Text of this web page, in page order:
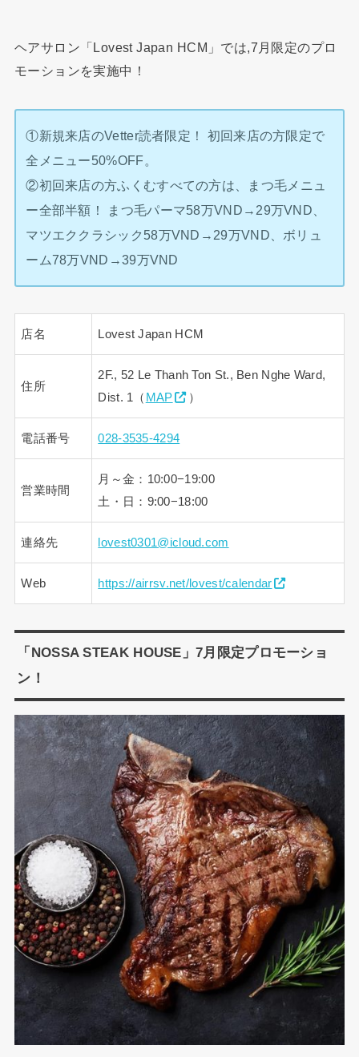
ヘアサロン「Lovest Japan HCM」では,7月限定のプロ
モーションを実施中！
①新規来店のVetter読者限定！ 初回来店の方限定で
全メニュー50%OFF。
②初回来店の方ふくむすべての方は、まつ毛メニュ
ー全部半額！ まつ毛パーマ58万VND→29万VND、
マツエククラシック58万VND→29万VND、ボリュ
ーム78万VND→39万VND
店名 Lovest Japan HCM
住所
2F., 52 Le Thanh Ton St., Ben Nghe Ward,
Dist. 1（ MAP ）
電話番号 028-3535-4294
営業時間
月～金：10:00−19:00
土・日：9:00−18:00
連絡先 lovest0301@icloud.com
Web https://airrsv.net/lovest/calendar
「NOSSA STEAK HOUSE」7月限定プロモーショ
ン！